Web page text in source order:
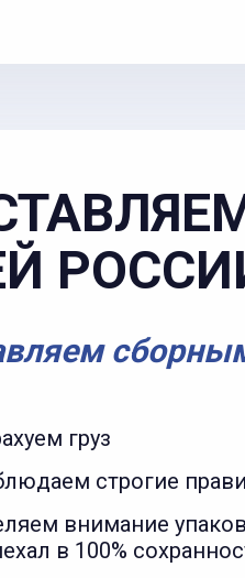
груз
строгие
внимание
в 100%